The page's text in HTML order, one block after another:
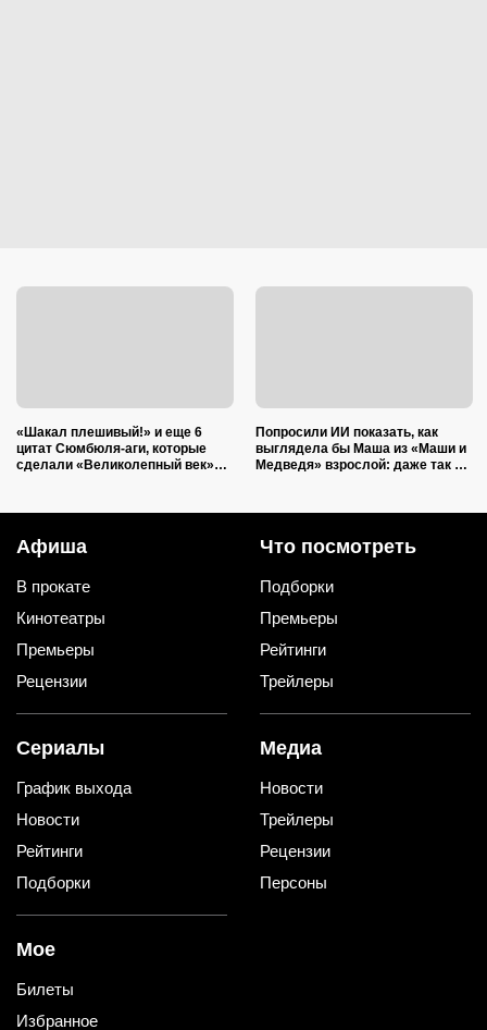
«Шакал плешивый!» и еще 6
цитат Сюмбюля-аги, которые
сделали «Великолепный век»
Попросили ИИ показать, как
выглядела бы Маша из «Маши и
Медведя» взрослой: даже так ее
Афиша
В прокате
Кинотеатры
Премьеры
Рецензии
Что посмотреть
Подборки
Премьеры
Рейтинги
Трейлеры
Сериалы
График выхода
Новости
Рейтинги
Подборки
Медиа
Новости
Трейлеры
Рецензии
Персоны
Мое
Билеты
Избранное